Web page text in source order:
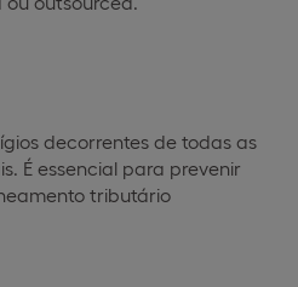
decorrentes de todas as
É essencial para prevenir
tributário